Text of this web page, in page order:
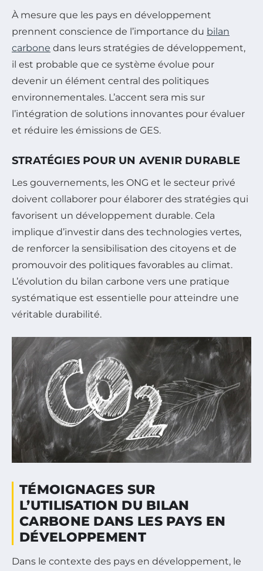
À mesure que les pays en développement
prennent conscience de l’importance du bilan
carbone dans leurs stratégies de développement,
il est probable que ce système évolue pour
devenir un élément central des politiques
environnementales. L’accent sera mis sur
l’intégration de solutions innovantes pour évaluer
et réduire les émissions de GES.
STRATÉGIES POUR UN AVENIR DURABLE
Les gouvernements, les ONG et le secteur privé
doivent collaborer pour élaborer des stratégies qui
favorisent un développement durable. Cela
implique d’investir dans des technologies vertes,
de renforcer la sensibilisation des citoyens et de
promouvoir des politiques favorables au climat.
L’évolution du bilan carbone vers une pratique
systématique est essentielle pour atteindre une
véritable durabilité.
TÉMOIGNAGES SUR
L’UTILISATION DU BILAN
CARBONE DANS LES PAYS EN
DÉVELOPPEMENT
Dans le contexte des pays en développement, le